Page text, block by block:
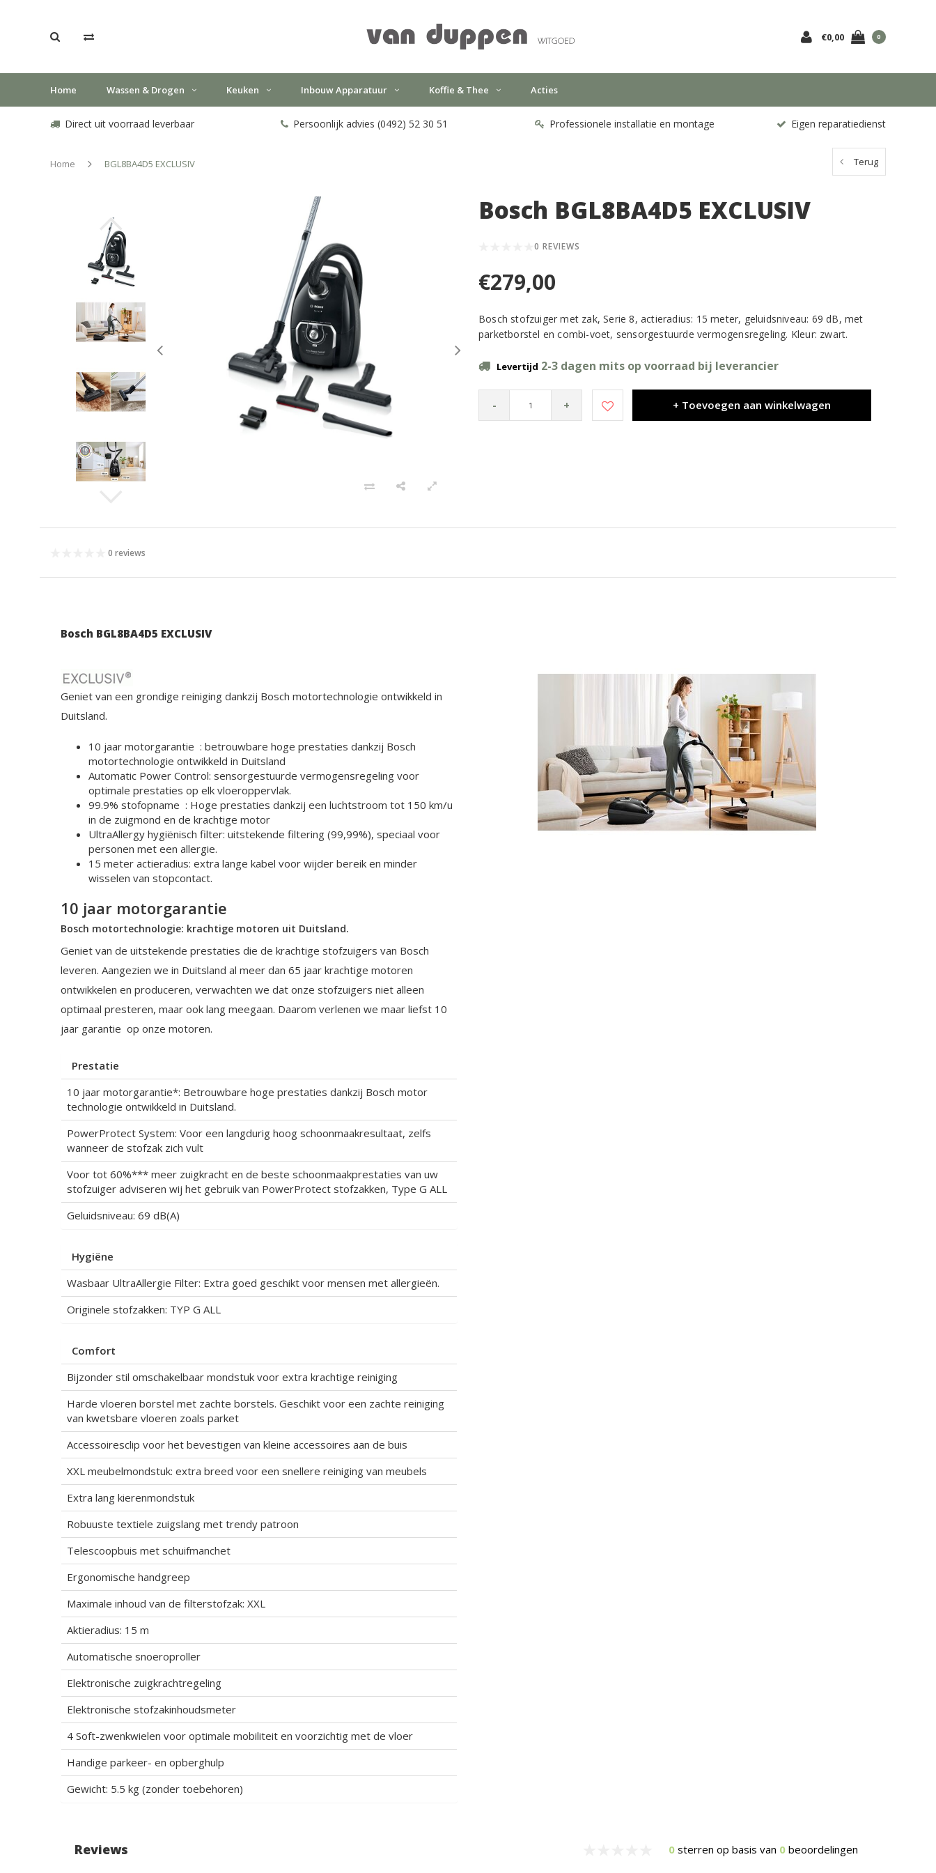
€0,00 0
Home Wassen & Drogen Keuken Inbouw Apparatuur Koffie & Thee Acties
Direct uit voorraad leverbaar Persoonlijk advies (0492) 52 30 51 Professionele installatie en montage Eigen reparatiedienst
Home BGL8BA4D5 EXCLUSIV Terug
Bosch BGL8BA4D5 EXCLUSIV
0 REVIEWS
€279,00
Bosch stofzuiger met zak, Serie 8, actieradius: 15 meter, geluidsniveau: 69 dB, met
parketborstel en combi-voet, sensorgestuurde vermogensregeling. Kleur: zwart.
Levertijd 2-3 dagen mits op voorraad bij leverancier
- + + Toevoegen aan winkelwagen
0 reviews
Bosch BGL8BA4D5 EXCLUSIV
Geniet van een grondige reiniging dankzij Bosch motortechnologie ontwikkeld in
Duitsland.
10 jaar motorgarantie : betrouwbare hoge prestaties dankzij Bosch
motortechnologie ontwikkeld in Duitsland
Automatic Power Control: sensorgestuurde vermogensregeling voor
optimale prestaties op elk vloeroppervlak.
99.9% stofopname : Hoge prestaties dankzij een luchtstroom tot 150 km/u
in de zuigmond en de krachtige motor
UltraAllergy hygiënisch filter: uitstekende filtering (99,99%), speciaal voor
personen met een allergie.
15 meter actieradius: extra lange kabel voor wijder bereik en minder
wisselen van stopcontact.
10 jaar motorgarantie
Bosch motortechnologie: krachtige motoren uit Duitsland.
Geniet van de uitstekende prestaties die de krachtige stofzuigers van Bosch
leveren. Aangezien we in Duitsland al meer dan 65 jaar krachtige motoren
ontwikkelen en produceren, verwachten we dat onze stofzuigers niet alleen
optimaal presteren, maar ook lang meegaan. Daarom verlenen we maar liefst 10
jaar garantie op onze motoren.
Prestatie
10 jaar motorgarantie*: Betrouwbare hoge prestaties dankzij Bosch motor
technologie ontwikkeld in Duitsland.
PowerProtect System: Voor een langdurig hoog schoonmaakresultaat, zelfs
wanneer de stofzak zich vult
Voor tot 60%*** meer zuigkracht en de beste schoonmaakprestaties van uw
stofzuiger adviseren wij het ​​gebruik van PowerProtect stofzakken, Type G ALL
Geluidsniveau: 69 dB(A)
Hygiëne
Wasbaar UltraAllergie Filter: Extra goed geschikt voor mensen met allergieën.
Originele stofzakken: TYP G ALL
Comfort
Bijzonder stil omschakelbaar mondstuk voor extra krachtige reiniging
Harde vloeren borstel met zachte borstels. Geschikt voor een zachte reiniging
van kwetsbare vloeren zoals parket
Accessoiresclip voor het bevestigen van kleine accessoires aan de buis
XXL meubelmondstuk: extra breed voor een snellere reiniging van meubels
Extra lang kierenmondstuk
Robuuste textiele zuigslang met trendy patroon
Telescoopbuis met schuifmanchet
Ergonomische handgreep
Maximale inhoud van de filterstofzak: XXL
Aktieradius: 15 m
Automatische snoeroproller
Elektronische zuigkrachtregeling
Elektronische stofzakinhoudsmeter
4 Soft-zwenkwielen voor optimale mobiliteit en voorzichtig met de vloer
Handige parkeer- en opberghulp
Gewicht: 5.5 kg (zonder toebehoren)
Reviews 0 sterren op basis van 0 beoordelingen